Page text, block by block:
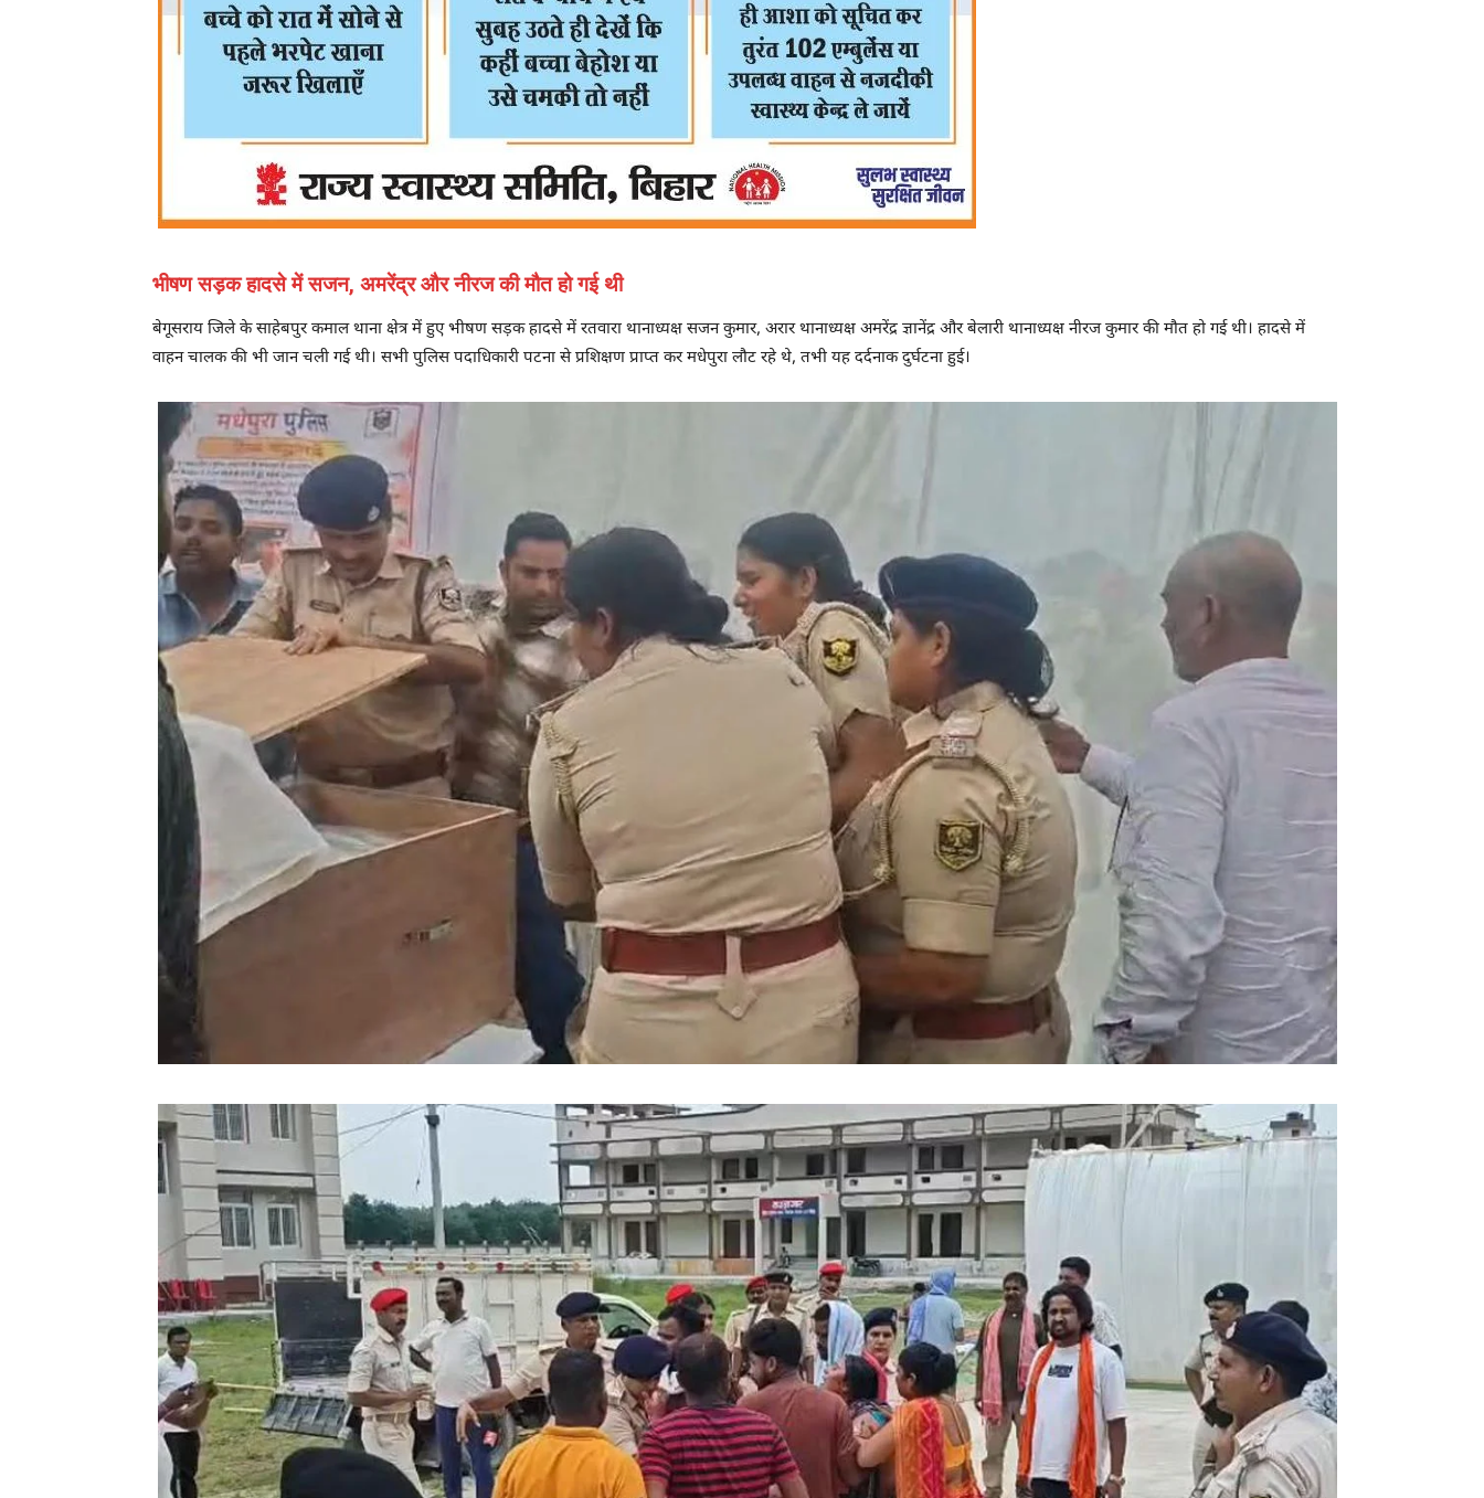
भीषण सड़क हादसे में सजन, अमरेंद्र और नीरज की मौत हो गई थी
बेगूसराय जिले के साहेबपुर कमाल थाना क्षेत्र में हुए भीषण सड़क हादसे में रतवारा थानाध्यक्ष सजन कुमार, अरार थानाध्यक्ष अमरेंद्र ज्ञानेंद्र और बेलारी थानाध्यक्ष नीरज कुमार की मौत हो गई थी। हादसे में
वाहन चालक की भी जान चली गई थी। सभी पुलिस पदाधिकारी पटना से प्रशिक्षण प्राप्त कर मधेपुरा लौट रहे थे, तभी यह दर्दनाक दुर्घटना हुई।